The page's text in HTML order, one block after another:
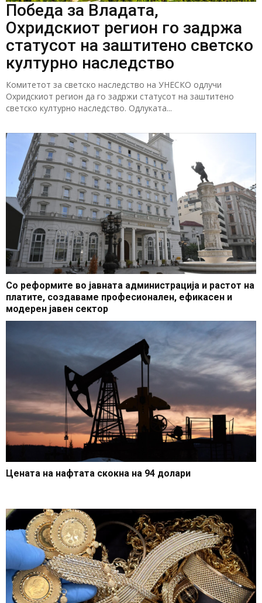
Победа за Владата,
Охридскиот регион го задржа
статусот на заштитено светско
културно наследство
Комитетот за светско наследство на УНЕСКО одлучи
Охридскиот регион да го задржи статусот на заштитено
светско културно наследство. Одлуката...
Со реформите во јавната администрација и растот на
платите, создаваме професионален, ефикасен и
модерен јавен сектор
Цената на нафтата скокна на 94 долари